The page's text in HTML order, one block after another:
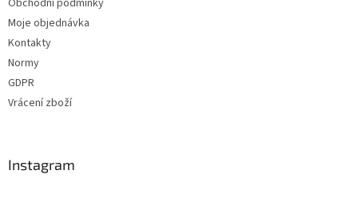
Obchodní podmínky
Moje objednávka
Kontakty
Normy
GDPR
Vrácení zboží
Instagram